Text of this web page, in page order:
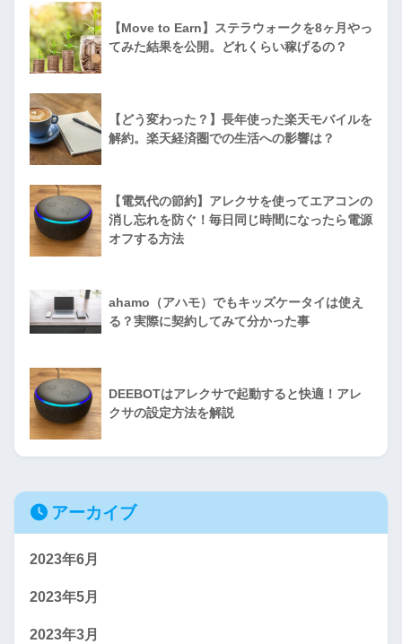
【Move to Earn】ステラウォークを8ヶ月やっ
てみた結果を公開。どれくらい稼げるの？
【どう変わった？】長年使った楽天モバイルを
解約。楽天経済圏での生活への影響は？
【電気代の節約】アレクサを使ってエアコンの
消し忘れを防ぐ！毎日同じ時間になったら電源
オフする方法
ahamo（アハモ）でもキッズケータイは使え
る？実際に契約してみて分かった事
DEEBOTはアレクサで起動すると快適！アレ
クサの設定方法を解説
アーカイブ
2023年6月
2023年5月
2023年3月